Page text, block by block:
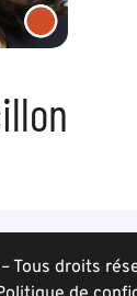
Tous droits